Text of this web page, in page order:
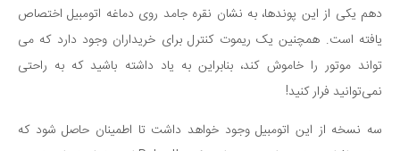
دهم یکی از این پوندها، به نشان نقره جامد روی دماغه اتومبیل اختصاص
یافته است. همچنین یک ریموت کنترل برای خریداران وجود دارد که می
تواند موتور را خاموش کند، بنابراین به یاد داشته باشید که به راحتی
نمی‌توانید فرار کنید!
سه نسخه از این اتومبیل وجود خواهد داشت تا اطمینان حاصل شود که